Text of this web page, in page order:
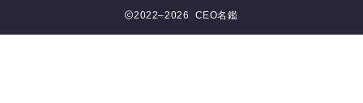
2022–2026 CEO名鑑